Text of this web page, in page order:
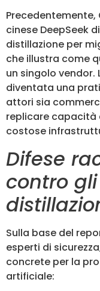
cinese DeepSeek
distillazione per
che illustra come
un singolo
diventata una
attori sia
replicare capacità
costose
Difese
contro
Sulla base del
esperti di
concrete per la
artificiale: